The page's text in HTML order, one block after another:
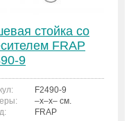
стойка со
FRAP
9
F2490-9
–x–x– см.
FRAP